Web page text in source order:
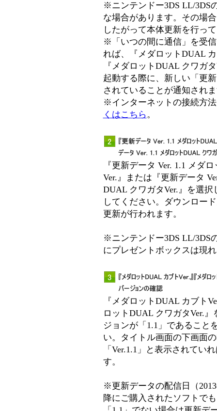
※ニンテンドー3DS LL/3DS
な場合があります。その場
したがって本体更新を行っ
※「いつの間に通信」を受
れば、『メダロットDUAL
『メダロットDUAL クワガ
起動する際に、新しい「更
されていることが通知され
※インターネットの接続方
くはこちら。
『更新データ Ver. 1.1 メダ
Ver.』または『更新データ
DUAL クワガタVer.』を選択
してください。ダウンロー
更新が行われます。
※ニンテンドー3DS LL/3DS
にプレゼントボックスは現
『メダロットDUAL カブト
ロットDUAL クワガタVer.
ジョンが「1.1」であること
い。タイトル画面の下画面
「Ver.1.1」と表示されてい
す。
※更新データの配信日（
降にご購入されたソフトで